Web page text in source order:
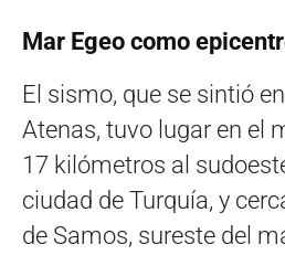
Mar Egeo como
El sismo, que se sintió
Atenas, tuvo lugar en el
17 kilómetros al
ciudad de Turquía, y
de Samos, sureste del